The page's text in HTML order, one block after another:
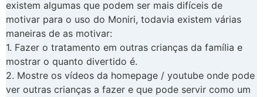
existem algumas que podem ser mais difíceis de
motivar para o uso do Moniri, todavia existem várias
maneiras de as motivar:
1. Fazer o tratamento em outras crianças da família e
mostrar o quanto divertido é.
2. Mostre os vídeos da homepage / youtube onde pode
ver outras crianças a fazer e que pode servir como um